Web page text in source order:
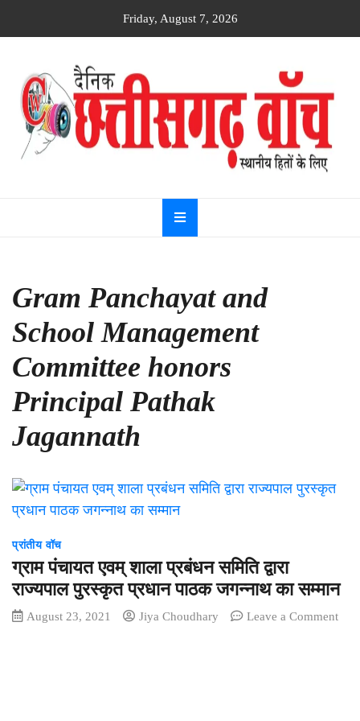
Friday, August 7, 2026
Dainik
Chhattisgarh
watch
Gram Panchayat and
School Management
Committee honors
Principal Pathak
Jagannath
प्रांतीय वॉच
ग्राम पंचायत एवम् शाला प्रबंधन समिति द्वारा
राज्यपाल पुरस्कृत प्रधान पाठक जगन्नाथ का सम्मान
August 23, 2021 Jiya Choudhary
Leave a Comment